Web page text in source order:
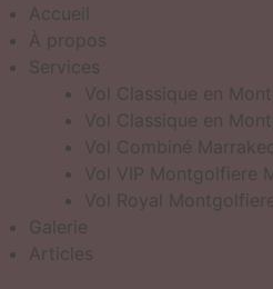
Accueil
À propos
Services
Vol Classique en
Vol Classique en
Vol Combiné
Vol VIP Montgolfiere
Vol Royal
Galerie
Articles